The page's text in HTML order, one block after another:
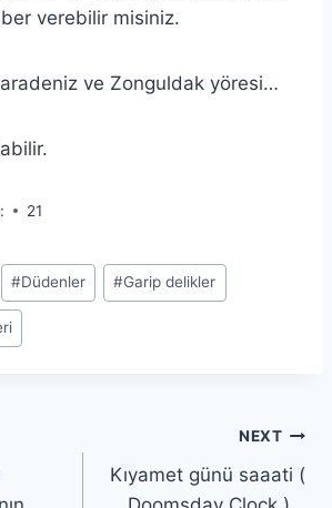
verebilir misiniz.
ve Zonguldak yöresi…
21
#Düdenler #Garip delikler
NEXT
Kıyamet günü saaati (